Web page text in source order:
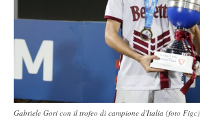
Gabriele Gori con il trofeo di campione d'Italia (foto Figc)